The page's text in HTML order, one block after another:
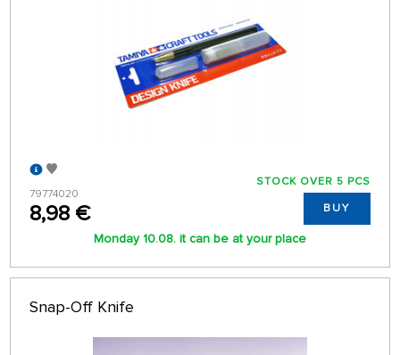
79774020
8,98 €
STOCK OVER 5 PCS
BUY
Monday 10.08. it can be at your place
Snap-Off Knife